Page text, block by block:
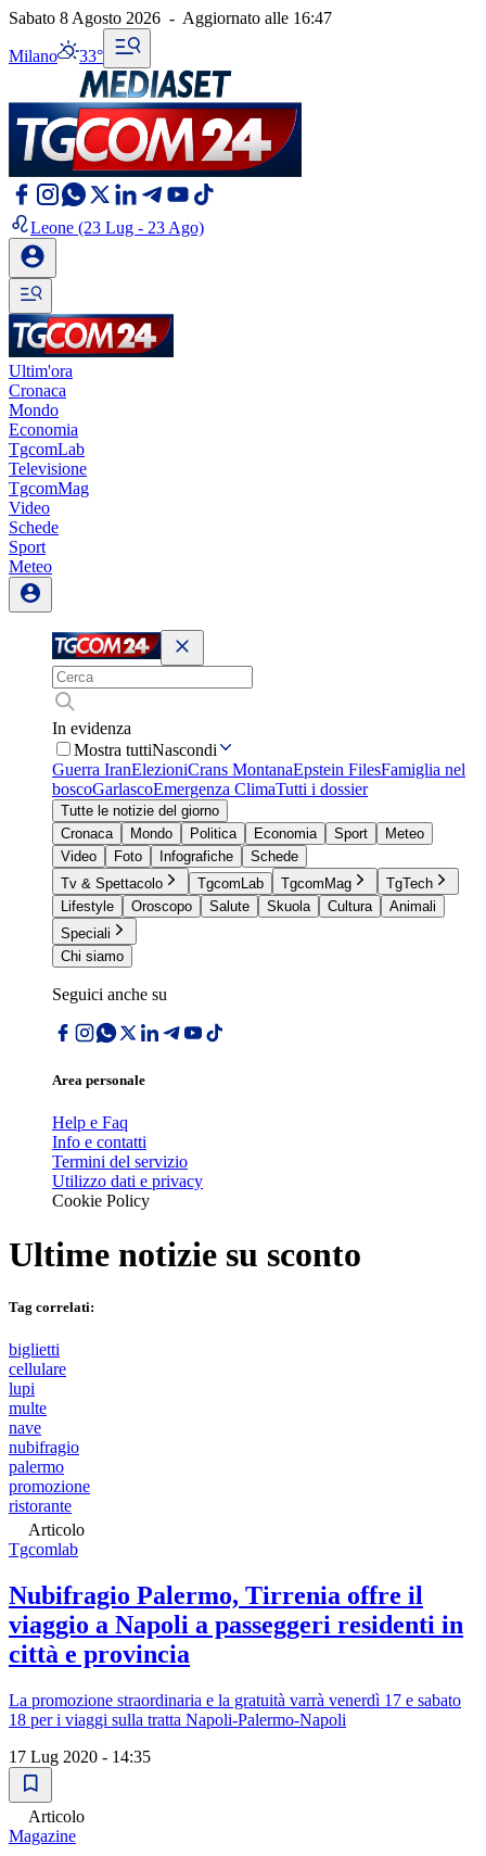
Sabato 8 Agosto 2026 - Aggiornato alle 16:47
Milano 33°
Leone (23 Lug - 23 Ago)
Ultim'ora
Cronaca
Mondo
Economia
TgcomLab
Televisione
TgcomMag
Video
Schede
Sport
Meteo
In evidenza
Mostra tuttiNascondi
Guerra IranElezioniCrans MontanaEpstein FilesFamiglia nel
boscoGarlascoEmergenza ClimaTutti i dossier
Tutte le notizie del giorno
Cronaca
Mondo Politica Economia Sport
Meteo
Video
Foto Infografiche
Schede
Tv & Spettacolo
TgcomLab TgcomMag
TgTech
Lifestyle
Oroscopo Salute Skuola Cultura
Animali
Speciali
Chi siamo
Seguici anche su
Area personale
Help e Faq
Info e contatti
Termini del servizio
Utilizzo dati e privacy
Cookie Policy
Ultime notizie su sconto
Tag correlati:
biglietti
cellulare
lupi
multe
nave
nubifragio
palermo
promozione
ristorante
Articolo
Tgcomlab
Nubifragio Palermo, Tirrenia offre il
viaggio a Napoli a passeggeri residenti in
città e provincia
La promozione straordinaria e la gratuità varrà venerdì 17 e sabato
18 per i viaggi sulla tratta Napoli-Palermo-Napoli
17 Lug 2020 - 14:35
Articolo
Magazine